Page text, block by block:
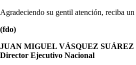
Agradeciendo su gentil atención, reciba
(fdo)
JUAN MIGUEL VÁSQUEZ SUÁREZ
Director Ejecutivo Nacional